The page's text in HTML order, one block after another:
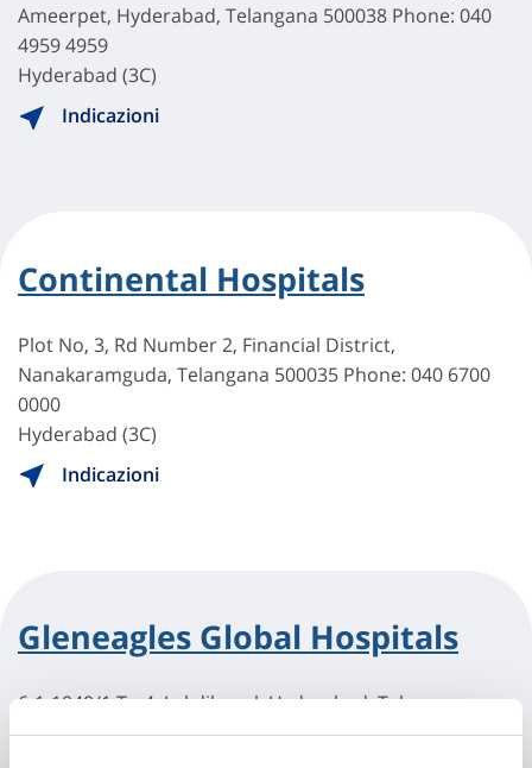
Ameerpet, Hyderabad, Telangana 500038 Phone: 040
4959 4959
Hyderabad (3C)
Indicazioni
Continental Hospitals
Plot No, 3, Rd Number 2, Financial District,
Nanakaramguda, Telangana 500035 Phone: 040 6700
0000
Hyderabad (3C)
Indicazioni
Gleneagles Global Hospitals
6-1-1040/1 To 4, Lakdikapul, Hyderabad, Telangana
500004 Phone: 040 3064 4444